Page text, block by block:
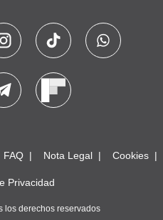
FAQ Nota Legal Cookies
Privacidad
los derechos reservados